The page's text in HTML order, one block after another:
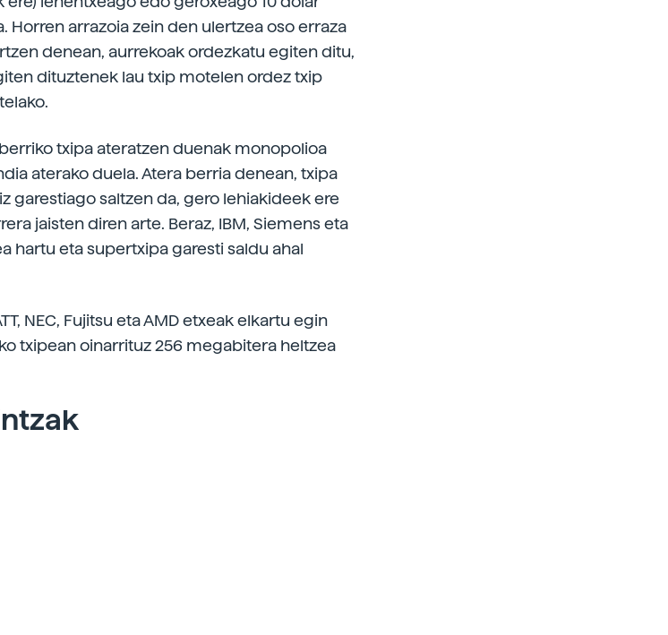
Horren arrazoia zein den ulertzea oso erraza
denean, aurrekoak ordezkatu egiten ditu,
dituztenek lau txip motelen ordez txip
txipa ateratzen duenak monopolioa
aterako duela. Atera berria denean, txipa
garestiago saltzen da, gero lehiakideek ere
jaisten diren arte. Beraz, IBM, Siemens eta
hartu eta supertxipa garesti saldu ahal
NEC, Fujitsu eta AMD etxeak elkartu egin
txipean oinarrituz 256 megabitera heltzea